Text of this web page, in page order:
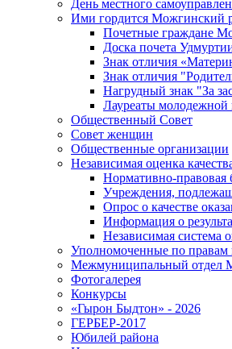
День местного
Ими гордится Можгинский
Почетные граждане
Доска почета
Знак отличия
Знак отличия
Нагрудный знак "За
Лауреаты молодежной
Общественный Совет
Совет женщин
Общественные организации
Независимая оценка
Нормативно-правовая
Учреждения,
Опрос о качестве
Информация о
Независимая система
Уполномоченные по правам
Межмуниципальный отдел
Фотогалерея
Конкурсы
«Гырон Быдтон» - 2026
ГЕРБЕР-2017
Юбилей района